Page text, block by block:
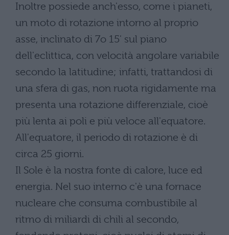
Inoltre possiede anch'esso, come i pianeti,
un moto di rotazione intorno al proprio
asse, inclinato di 7o 15' sul piano
dell'eclittica, con velocità angolare variabile
secondo la latitudine; infatti, trattandosi di
una sfera di gas, non ruota rigidamente ma
presenta una rotazione differenziale, cioè
più lenta ai poli e più veloce all'equatore.
All'equatore, il periodo di rotazione è di
circa 25 giorni.
Il Sole è la nostra fonte di calore, luce ed
energia. Nel suo interno c'è una fornace
nucleare che consuma combustibile al
ritmo di miliardi di chili al secondo,